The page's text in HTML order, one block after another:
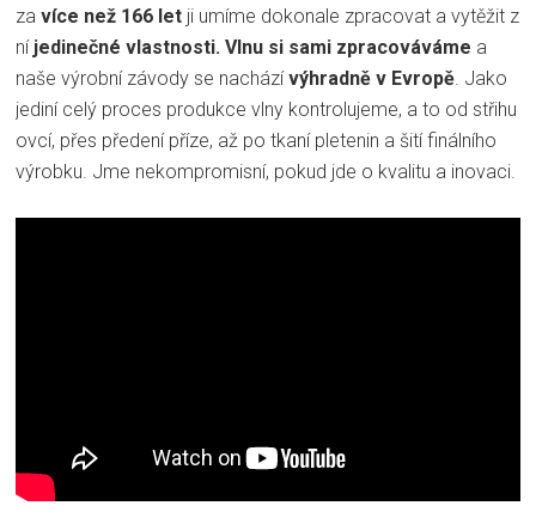
za více než 166 let ji umíme dokonale zpracovat a vytěžit z
ní jedinečné vlastnosti. Vlnu si sami zpracováváme a
naše výrobní závody se nacházívýhradně v Evropě. Jako
jediní celý proces produkce vlny kontrolujeme, a to od střihu
ovcí, přes předení příze, až po tkaní pletenin a šití finálního
výrobku. Jme nekompromisní, pokud jde o kvalitu a inovaci.